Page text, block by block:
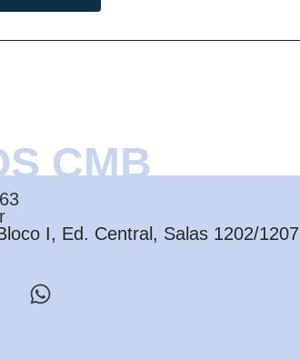
CMB
I, Ed. Central, Salas 1202/1207